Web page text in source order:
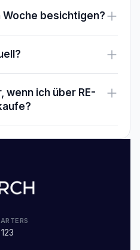
Woche besichtigen?
wenn ich über RE-